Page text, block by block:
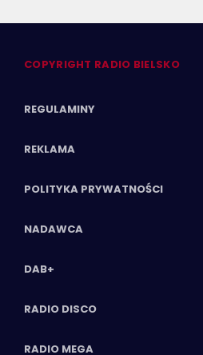
COPYRIGHT RADIO BIELSKO
REGULAMINY
REKLAMA
POLITYKA PRYWATNOŚCI
NADAWCA
DAB+
RADIO DISCO
RADIO MEGA